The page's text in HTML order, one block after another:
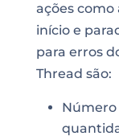
ações como
início e
para erros
Thread são:
Número